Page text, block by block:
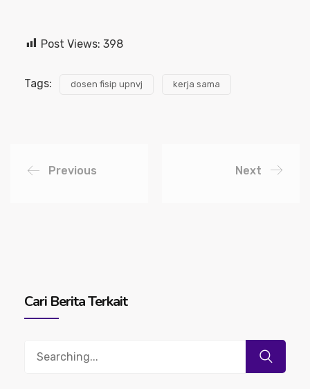
Post Views: 398
Tags: dosen fisip upnvj kerja sama
Previous Next
Cari Berita Terkait